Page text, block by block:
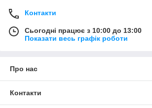
Контакти
Сьогодні працює з 10:00 до 13:00
Показати весь графік роботи
Про нас
Контакти